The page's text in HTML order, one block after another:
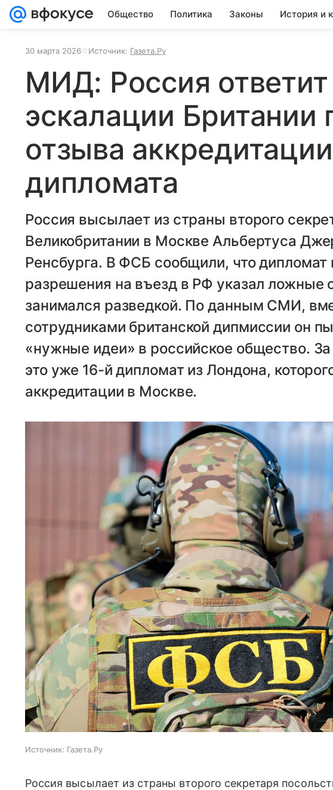
Общество Политика Законы История и
30 марта 2026 Источник: Газета.Ру
МИД: Россия
эскалации Британии
отзыва
дипломата
Россия высылает из страны второго
Великобритании в Москве Альбертуса
Ренсбурга. В ФСБ сообщили, что дипломат
разрешения на въезд в РФ указал ложные
занимался разведкой. По данным СМИ,
сотрудниками британской дипмиссии он
«нужные идеи» в российское общество. За
это уже 16-й дипломат из Лондона,
аккредитации в Москве.
Источник: Газета.Ру
Россия высылает из страны второго секретаря